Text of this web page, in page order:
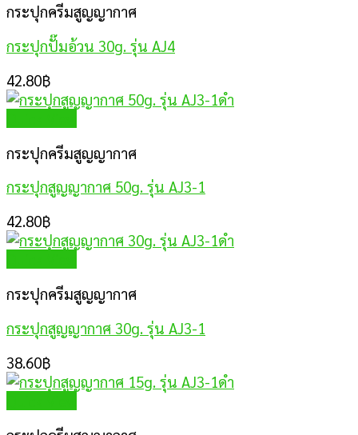
กระปุกครีมสูญญากาศ
กระปุกปั๊มอ้วน 30g. รุ่น AJ4
42.80฿
กระปุกครีมสูญญากาศ
กระปุกสูญญากาศ 50g. รุ่น AJ3-1
42.80฿
กระปุกครีมสูญญากาศ
กระปุกสูญญากาศ 30g. รุ่น AJ3-1
38.60฿